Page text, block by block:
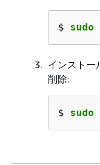
$ sudo
インストー
削除:
$